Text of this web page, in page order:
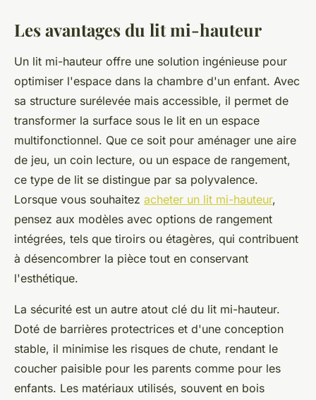
Les avantages du lit mi-hauteur
Un lit mi-hauteur offre une solution ingénieuse pour
optimiser l'espace dans la chambre d'un enfant. Avec
sa structure surélevée mais accessible, il permet de
transformer la surface sous le lit en un espace
multifonctionnel. Que ce soit pour aménager une aire
de jeu, un coin lecture, ou un espace de rangement,
ce type de lit se distingue par sa polyvalence.
Lorsque vous souhaitez acheter un lit mi-hauteur,
pensez aux modèles avec options de rangement
intégrées, tels que tiroirs ou étagères, qui contribuent
à désencombrer la pièce tout en conservant
l'esthétique.
La sécurité est un autre atout clé du lit mi-hauteur.
Doté de barrières protectrices et d'une conception
stable, il minimise les risques de chute, rendant le
coucher paisible pour les parents comme pour les
enfants. Les matériaux utilisés, souvent en bois